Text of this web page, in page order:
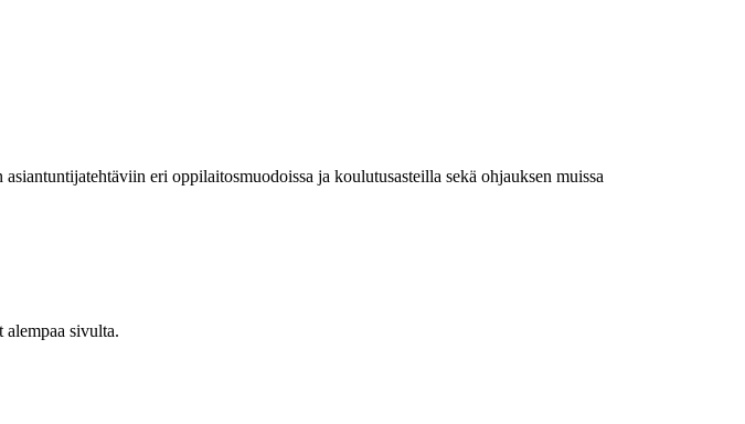
eri oppilaitosmuodoissa ja koulutusasteilla sekä ohjauksen muissa
sivulta.